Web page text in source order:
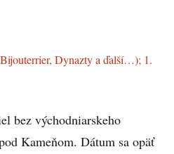
Dynazty a ďalší…); 1.
bez východniarskeho
Kameňom. Dátum sa opäť